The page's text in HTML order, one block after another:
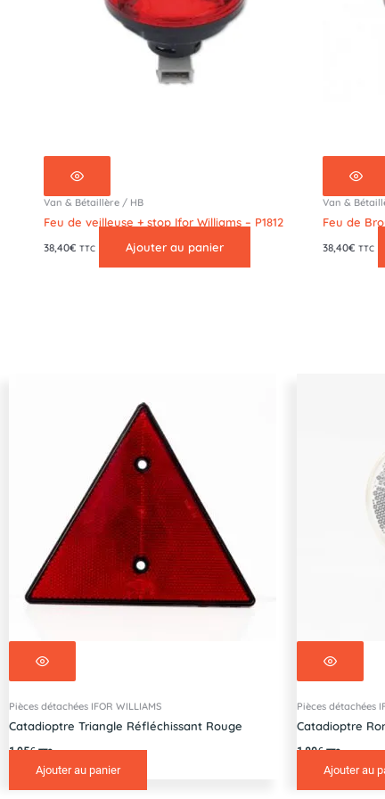
Van & Bétaillère / HB
Feu de veilleuse + stop Ifor Williams – P1812
38,40€ TTC Ajouter au panier
Van &
Feu de
38,40€ TTC
Pièces détachées IFOR WILLIAMS
Catadioptre Triangle Réfléchissant Rouge
1,95€ TTC
Ajouter au panier
Pièces détachées
Catadioptre
1,80€ TTC
Ajouter au